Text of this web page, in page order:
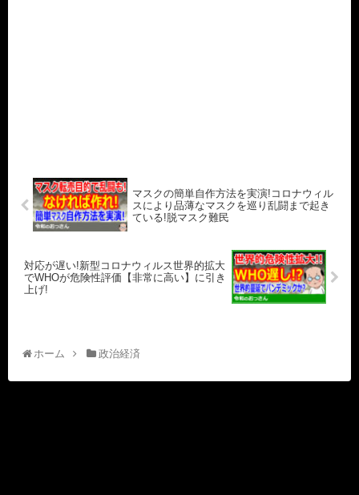
マスクの簡単自作方法を実演!コロナウィル
スにより品薄なマスクを巡り乱闘まで起き
ている!脱マスク難民
対応が遅い!新型コロナウィルス世界的拡大
でWHOが危険性評価【非常に高い】に引き
上げ!
ホーム 政治経済